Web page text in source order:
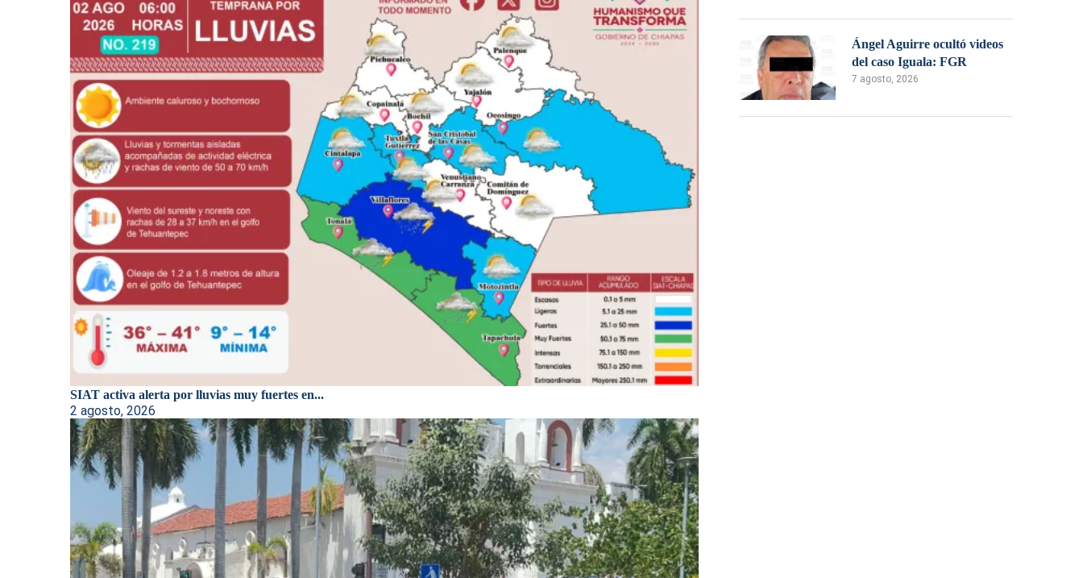
SIAT activa alerta por lluvias muy fuertes en...
2 agosto, 2026
Ángel Aguirre ocultó videos
del caso Iguala: FGR
7 agosto, 2026